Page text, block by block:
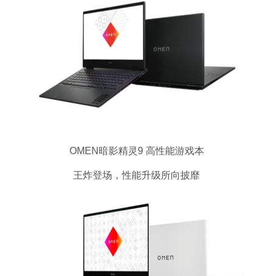
OMEN暗影精灵9 高性能游戏本
王炸登场，性能升级所向披靡